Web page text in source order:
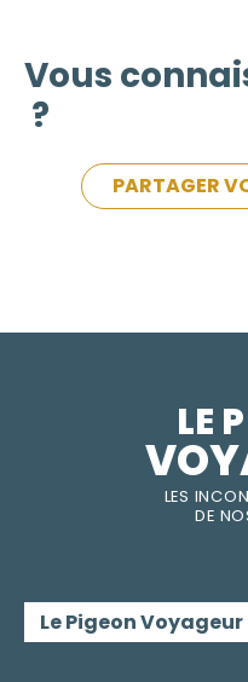
Vous
?
PARTAGER
LES INCO
DE
LE
Le Pigeon Voyageur